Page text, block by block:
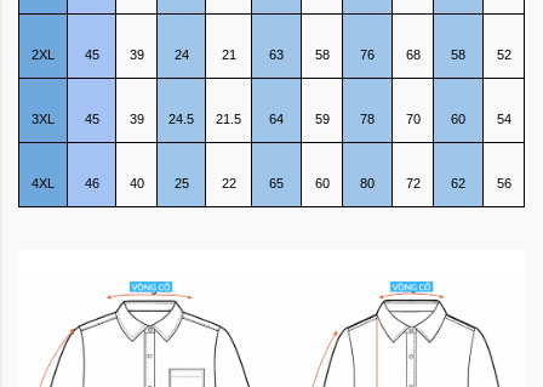
2XL 45 39 24 21 63 58 76 68 58 52
3XL 45 39 24.5 21.5 64 59 78 70 60 54
4XL 46 40 25 22 65 60 80 72 62 56